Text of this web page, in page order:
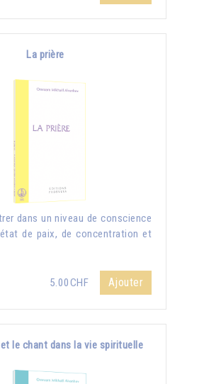
La prière
dans un niveau de conscience
état de paix, de concentration et
5.00CHF Ajouter
le chant dans la vie spirituelle